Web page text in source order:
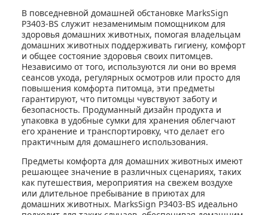
В повседневной домашней обстановке MarksSign
P3403-BS служит незаменимым помощником для
здоровья домашних животных, помогая владельцам
домашних животных поддерживать гигиену, комфорт
и общее состояние здоровья своих питомцев.
Независимо от того, используются ли они во время
сеансов ухода, регулярных осмотров или просто для
повышения комфорта питомца, эти предметы
гарантируют, что питомцы чувствуют заботу и
безопасность. Продуманный дизайн продукта и
упаковка в удобные сумки для хранения облегчают
его хранение и транспортировку, что делает его
практичным для домашнего использования.
Предметы комфорта для домашних животных имеют
решающее значение в различных сценариях, таких
как путешествия, мероприятия на свежем воздухе
или длительное пребывание в приютах для
домашних животных. MarksSign P3403-BS идеально